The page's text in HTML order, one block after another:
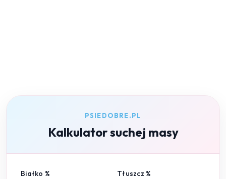
PSIEDOBRE.PL
Kalkulator suchej masy
Białko % Tłuszcz %